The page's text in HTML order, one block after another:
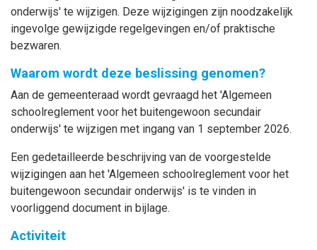
onderwijs' te wijzigen. Deze wijzigingen zijn noodzakelijk
ingevolge gewijzigde regelgevingen en/of praktische
bezwaren.
Waarom wordt deze beslissing genomen?
Aan de gemeenteraad wordt gevraagd het 'Algemeen
schoolreglement voor het buitengewoon secundair
onderwijs' te wijzigen met ingang van 1 september 2026.
Een gedetailleerde beschrijving van de voorgestelde
wijzigingen aan het 'Algemeen schoolreglement voor het
buitengewoon secundair onderwijs' is te vinden in
voorliggend document in bijlage.
Activiteit